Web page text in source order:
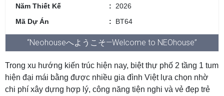
Năm Thiết Kế
2026
Mã Dự Án
BT64
“Neohouseへようこそ—Welcome to NEOhouse”
Trong xu hướng kiến trúc hiện nay, biệt thự phố 2 tầng 1 tum
hiện đại mái bằng được nhiều gia đình Việt lựa chọn nhờ
chi phí xây dựng hợp lý, công năng tiện nghi và vẻ đẹp trẻ